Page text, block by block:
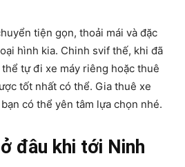
tiện gọn, thoải mái và đặc
hình kia. Chinh svif thế, khi đã
tự đi xe máy riêng hoặc thuê
tốt nhất có thể. Gia thuê xe
có thể yên tâm lựa chọn nhé.
đâu khi tới Ninh